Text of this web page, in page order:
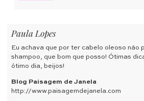
Paula Lopes
Eu achava que por ter cabelo oleoso não
shampoo, que bom que posso! Ótimas
ótimo dia, beijos!
Blog Paisagem de Janela
http://www.paisagemdejanela.com